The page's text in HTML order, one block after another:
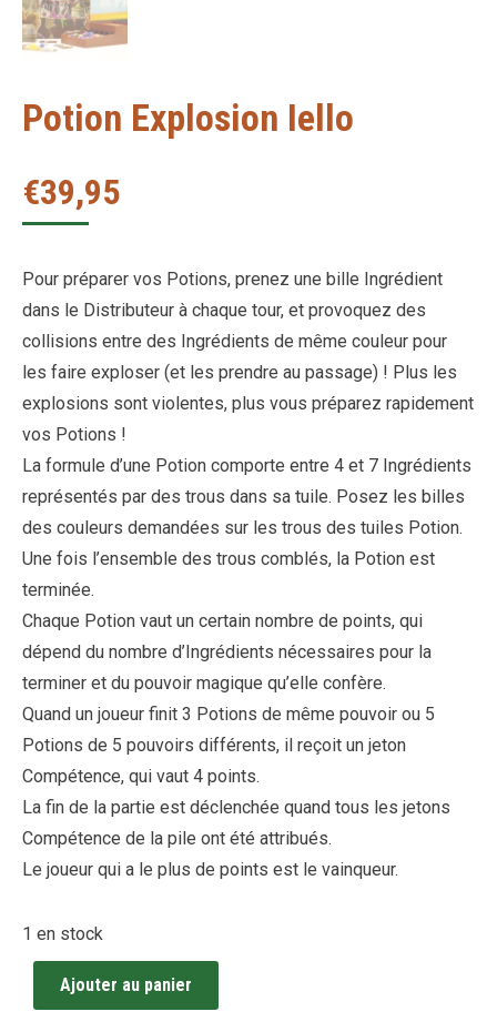
Potion Explosion Iello
€39,95
Pour préparer vos Potions, prenez une bille Ingrédient
dans le Distributeur à chaque tour, et provoquez des
collisions entre des Ingrédients de même couleur pour
les faire exploser (et les prendre au passage) ! Plus les
explosions sont violentes, plus vous préparez rapidement
vos Potions !
La formule d’une Potion comporte entre 4 et 7 Ingrédients
représentés par des trous dans sa tuile. Posez les billes
des couleurs demandées sur les trous des tuiles Potion.
Une fois l’ensemble des trous comblés, la Potion est
terminée.
Chaque Potion vaut un certain nombre de points, qui
dépend du nombre d’Ingrédients nécessaires pour la
terminer et du pouvoir magique qu’elle confère.
Quand un joueur finit 3 Potions de même pouvoir ou 5
Potions de 5 pouvoirs différents, il reçoit un jeton
Compétence, qui vaut 4 points.
La fin de la partie est déclenchée quand tous les jetons
Compétence de la pile ont été attribués.
Le joueur qui a le plus de points est le vainqueur.
1 en stock
Ajouter au panier